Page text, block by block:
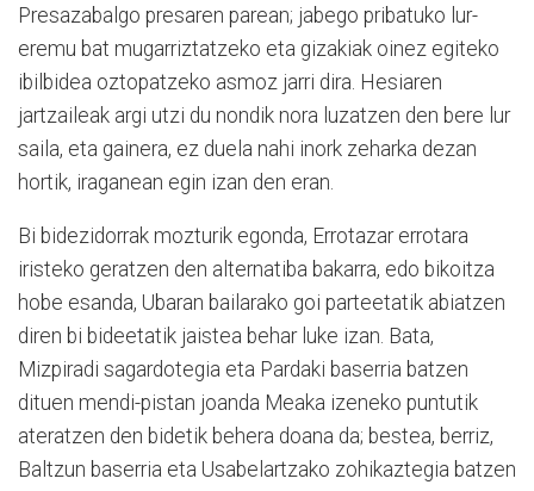
Presazabalgo presaren parean; jabego pribatuko lur-
eremu bat mugarriztatzeko eta gizakiak oinez egiteko
ibilbidea oztopatzeko asmoz jarri dira. Hesiaren
jartzaileak argi utzi du nondik nora luzatzen den bere lur
saila, eta gainera, ez duela nahi inork zeharka dezan
hortik, iraganean egin izan den eran.
Bi bidezidorrak mozturik egonda, Errotazar errotara
iristeko geratzen den alternatiba bakarra, edo bikoitza
hobe esanda, Ubaran bailarako goi parteetatik abiatzen
diren bi bideetatik jaistea behar luke izan. Bata,
Mizpiradi sagardotegia eta Pardaki baserria batzen
dituen mendi-pistan joanda Meaka izeneko puntutik
ateratzen den bidetik behera doana da; bestea, berriz,
Baltzun baserria eta Usabelartzako zohikaztegia batzen